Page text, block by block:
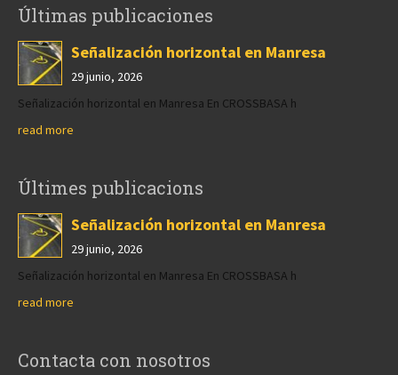
Últimas publicaciones
Señalización horizontal en Manresa
29 junio, 2026
Señalización horizontal en Manresa En CROSSBASA h
read more
Últimes publicacions
Señalización horizontal en Manresa
29 junio, 2026
Señalización horizontal en Manresa En CROSSBASA h
read more
Contacta con nosotros